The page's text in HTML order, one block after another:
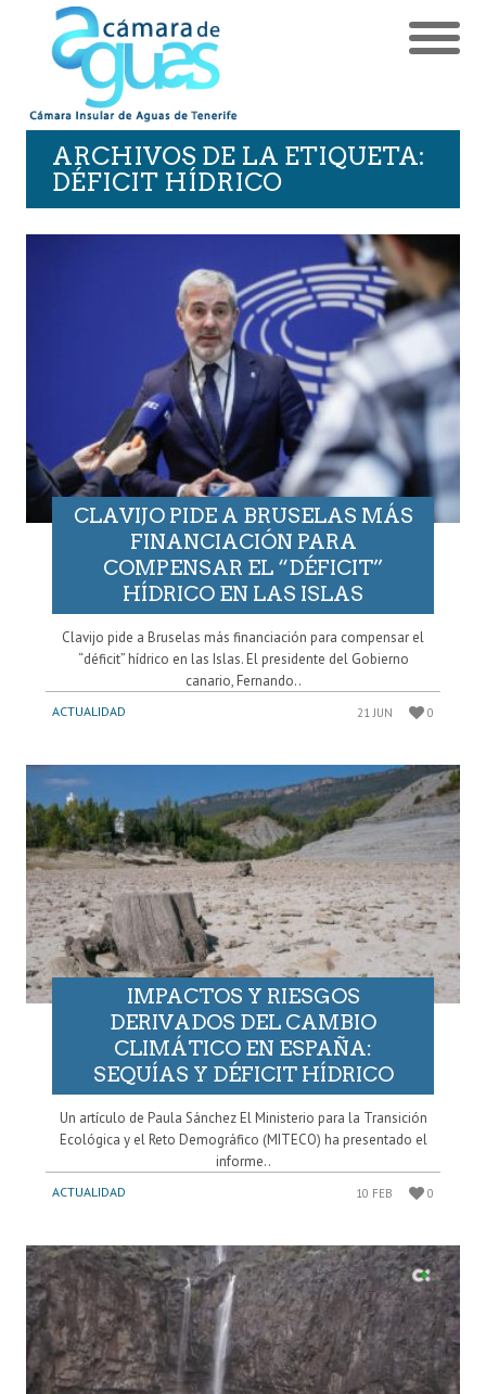
ARCHIVOS DE LA ETIQUETA:
DÉFICIT HÍDRICO
CLAVIJO PIDE A BRUSELAS MÁS
FINANCIACIÓN PARA
COMPENSAR EL “DÉFICIT”
HÍDRICO EN LAS ISLAS
Clavijo pide a Bruselas más financiación para compensar el
“déficit” hídrico en las Islas. El presidente del Gobierno
canario, Fernando..
ACTUALIDAD 21 JUN 0
IMPACTOS Y RIESGOS
DERIVADOS DEL CAMBIO
CLIMÁTICO EN ESPAÑA:
SEQUÍAS Y DÉFICIT HÍDRICO
Un artículo de Paula Sánchez El Ministerio para la Transición
Ecológica y el Reto Demográfico (MITECO) ha presentado el
informe..
ACTUALIDAD 10 FEB 0